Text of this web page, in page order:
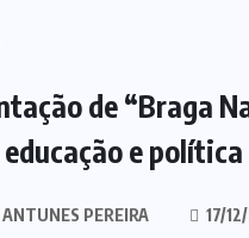
de “Braga
e
PEREIRA
17/